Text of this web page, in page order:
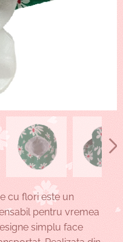
cu flori este un
pentru vremea
simplu face